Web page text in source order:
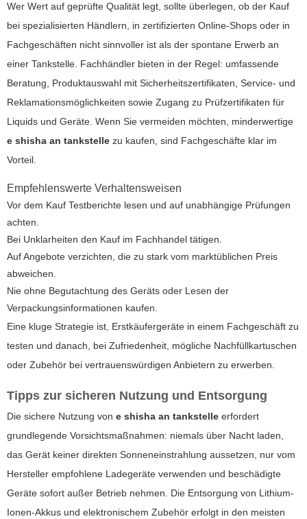
Wer Wert auf geprüfte Qualität legt, sollte überlegen, ob der Kauf
bei spezialisierten Händlern, in zertifizierten Online-Shops oder in
Fachgeschäften nicht sinnvoller ist als der spontane Erwerb an
einer Tankstelle. Fachhändler bieten in der Regel: umfassende
Beratung, Produktauswahl mit Sicherheitszertifikaten, Service- und
Reklamationsmöglichkeiten sowie Zugang zu Prüfzertifikaten für
Liquids und Geräte. Wenn Sie vermeiden möchten, minderwertige
e shisha an tankstelle zu kaufen, sind Fachgeschäfte klar im
Vorteil.
Empfehlenswerte Verhaltensweisen
Vor dem Kauf Testberichte lesen und auf unabhängige Prüfungen
achten.
Bei Unklarheiten den Kauf im Fachhandel tätigen.
Auf Angebote verzichten, die zu stark vom marktüblichen Preis
abweichen.
Nie ohne Begutachtung des Geräts oder Lesen der
Verpackungsinformationen kaufen.
Eine kluge Strategie ist, Erstkäufergeräte in einem Fachgeschäft zu
testen und danach, bei Zufriedenheit, mögliche Nachfüllkartuschen
oder Zubehör bei vertrauenswürdigen Anbietern zu erwerben.
Tipps zur sicheren Nutzung und Entsorgung
Die sichere Nutzung von e shisha an tankstelle erfordert
grundlegende Vorsichtsmaßnahmen: niemals über Nacht laden,
das Gerät keiner direkten Sonneneinstrahlung aussetzen, nur vom
Hersteller empfohlene Ladegeräte verwenden und beschädigte
Geräte sofort außer Betrieb nehmen. Die Entsorgung von Lithium-
Ionen-Akkus und elektronischem Zubehör erfolgt in den meisten